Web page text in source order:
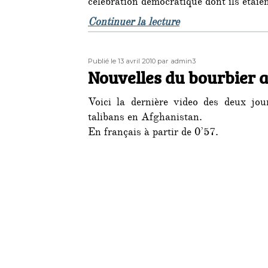
Continuer la lecturede « Réflexions
Publié
le
Publié le 13 avril 2010 Auteur
par admin3
Nouvelles du bourbier
Voici la dernière video des deux
talibans en Afghanistan.
En français à partir de 0’57.